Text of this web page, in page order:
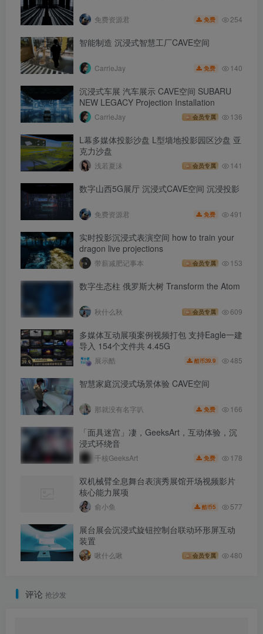
免费资源君 免费 254
智能制造 沉浸式智慧工厂CAVE空间
CarrieJay 免费 140
沉浸式车展 汽车展示 CAVE空间 SUBARU
NEW LEGACY Projection Installation
CarrieJay 会员专属 136
L幕多媒体投影沙盘 L型墙地投影园区沙盘 亚
克力沙盘
浅若夏沫 会员专属 141
数字山西5G展厅 沉浸式CAVE空间 沉浸投影
免费资源君 免费 491
实时投影沉浸式表演空间 how to train your
dragon live projections
带薪减肥记事本 会员专属 153
数字生态柱 俄罗斯大树 Transform the Atom
秋什么秋 会员专属 609
多媒体互动展项案例视频打包 支持Eagle一建
导入 154个文件共 4.45G
展示酷 酷币39.9 485
智慧家庭沉浸式场景体验 CAVE空间
那就没有名字叭 免费 166
「面具迷宫」凄，GeeksArt，互动体验，沉
浸式环绕音
千核GeeksArt 免费 178
双机械臂全息舞台表演秀展馆开场视频影片
核心能力展项
俞小鱼 酷币5 577
展台展会沉浸式旋钮控制台联动环形屏互动
装置
啾什么啾 会员专属 480
评论 抢沙发